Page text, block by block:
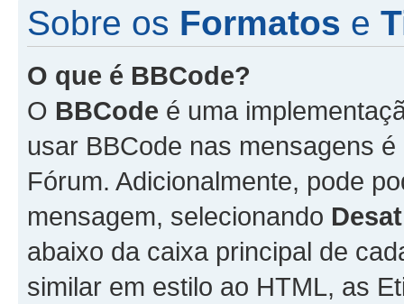
Sobre os Formatos e
O que é BBCode?
O BBCode é uma
usar BBCode nas mensagens
Fórum. Adicionalmente, pode
mensagem, selecionando
abaixo da caixa principal de
similar em estilo ao HTML, as